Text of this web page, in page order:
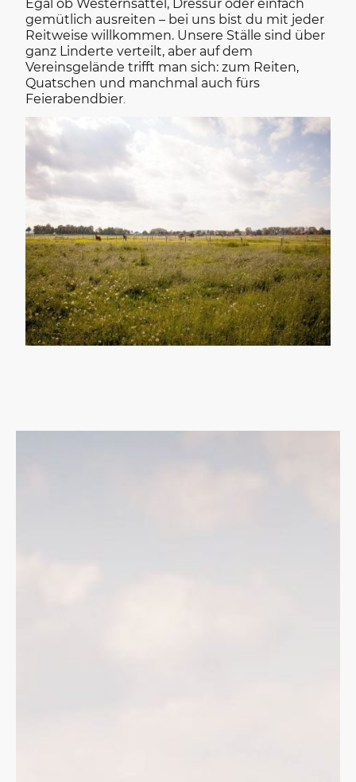
Egal ob Westernsattel, Dressur oder einfach
gemütlich ausreiten – bei uns bist du mit jeder
Reitweise willkommen. Unsere Ställe sind über
ganz Linderte verteilt, aber auf dem
Vereinsgelände trifft man sich: zum Reiten,
Quatschen und manchmal auch fürs
Feierabendbier.